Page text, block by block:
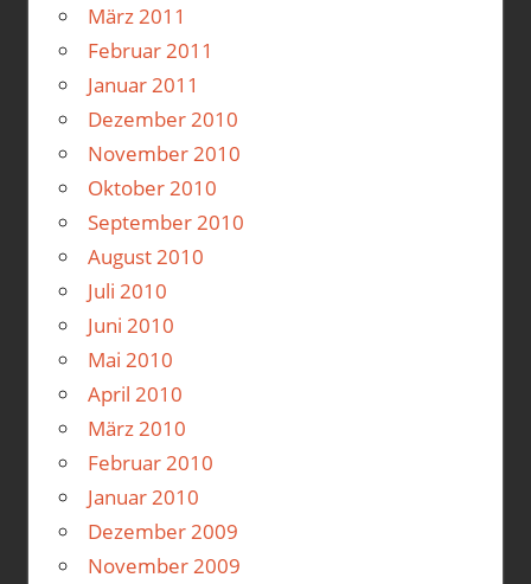
März 2011
Februar 2011
Januar 2011
Dezember 2010
November 2010
Oktober 2010
September 2010
August 2010
Juli 2010
Juni 2010
Mai 2010
April 2010
März 2010
Februar 2010
Januar 2010
Dezember 2009
November 2009